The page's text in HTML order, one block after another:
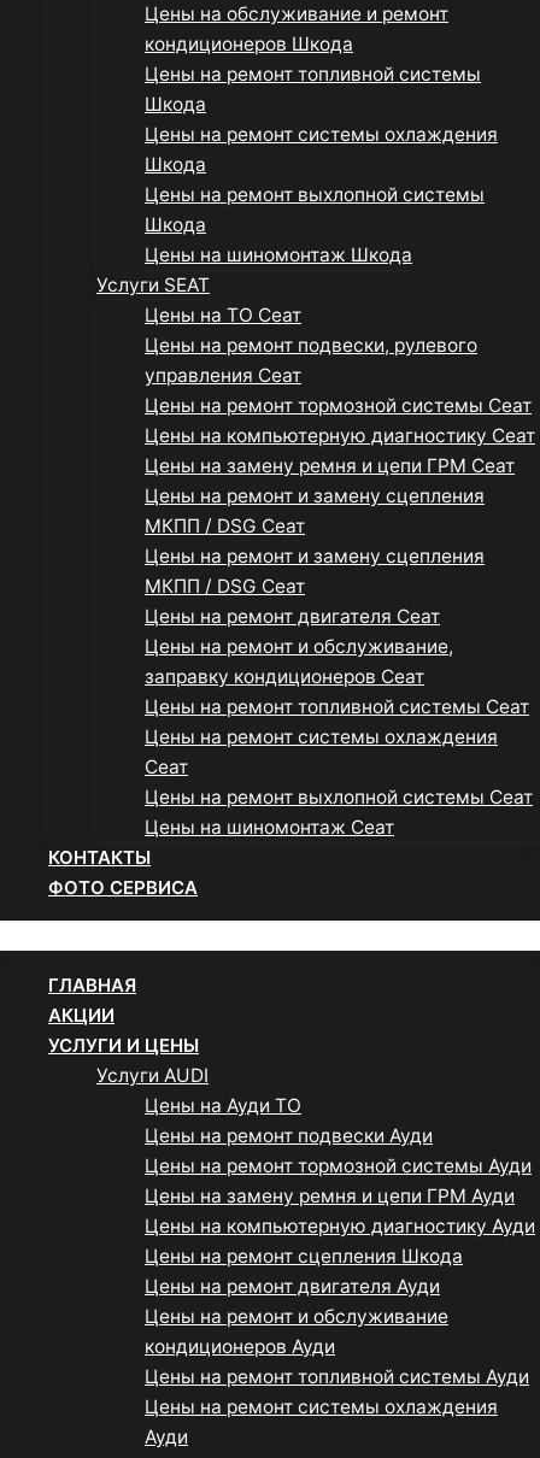
Цены на обслуживание и ремонт
кондиционеров Шкода
Цены на ремонт топливной системы
Шкода
Цены на ремонт системы охлаждения
Шкода
Цены на ремонт выхлопной системы
Шкода
Цены на шиномонтаж Шкода
Услуги SEAT
Цены на ТО Сеат
Цены на ремонт подвески, рулевого
управления Сеат
Цены на ремонт тормозной системы Сеат
Цены на компьютерную диагностику Сеат
Цены на замену ремня и цепи ГРМ Сеат
Цены на ремонт и замену сцепления
МКПП / DSG Сеат
Цены на ремонт и замену сцепления
МКПП / DSG Сеат
Цены на ремонт двигателя Сеат
Цены на ремонт и обслуживание,
заправку кондиционеров Сеат
Цены на ремонт топливной системы Сеат
Цены на ремонт системы охлаждения
Сеат
Цены на ремонт выхлопной системы Сеат
Цены на шиномонтаж Сеат
КОНТАКТЫ
ФОТО СЕРВИСА
ГЛАВНАЯ
АКЦИИ
УСЛУГИ И ЦЕНЫ
Услуги AUDI
Цены на Ауди ТО
Цены на ремонт подвески Ауди
Цены на ремонт тормозной системы Ауди
Цены на замену ремня и цепи ГРМ Ауди
Цены на компьютерную диагностику Ауди
Цены на ремонт сцепления Шкода
Цены на ремонт двигателя Ауди
Цены на ремонт и обслуживание
кондиционеров Ауди
Цены на ремонт топливной системы Ауди
Цены на ремонт системы охлаждения
Ауди